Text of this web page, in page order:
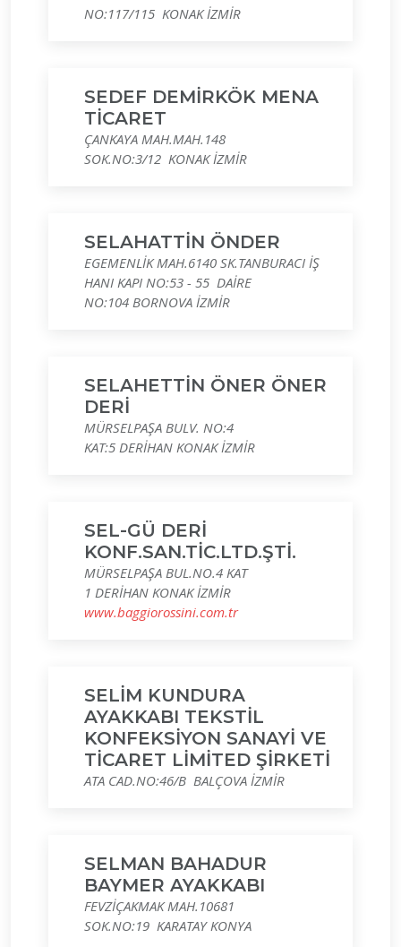
NO:117/115 KONAK İZMİR
SEDEF DEMİRKÖK MENA
TİCARET
ÇANKAYA MAH.MAH.148
SOK.NO:3/12 KONAK İZMİR
SELAHATTİN ÖNDER
EGEMENLİK MAH.6140 SK.TANBURACI İŞ
HANI KAPI NO:53 - 55 DAİRE
NO:104 BORNOVA İZMİR
SELAHETTİN ÖNER ÖNER
DERİ
MÜRSELPAŞA BULV. NO:4
KAT:5 DERİHAN KONAK İZMİR
SEL-GÜ DERİ
KONF.SAN.TİC.LTD.ŞTİ.
MÜRSELPAŞA BUL.NO.4 KAT
1 DERİHAN KONAK İZMİR
www.baggiorossini.com.tr
SELİM KUNDURA
AYAKKABI TEKSTİL
KONFEKSİYON SANAYİ VE
TİCARET LİMİTED ŞİRKETİ
ATA CAD.NO:46/B BALÇOVA İZMİR
SELMAN BAHADUR
BAYMER AYAKKABI
FEVZİÇAKMAK MAH.10681
SOK.NO:19 KARATAY KONYA